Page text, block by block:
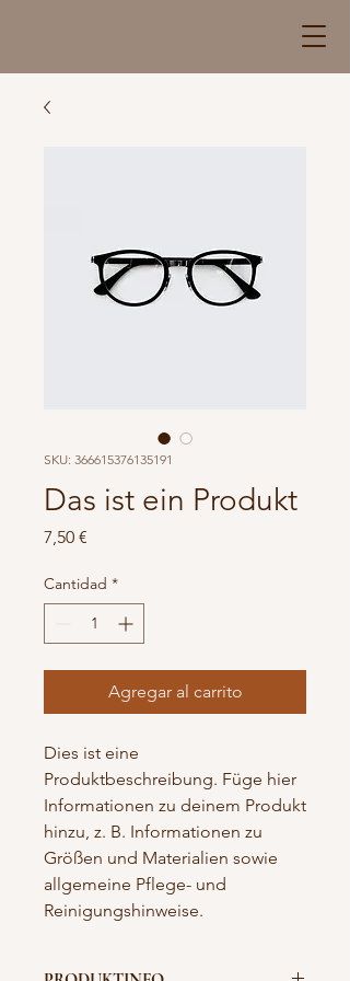
SKU: 366615376135191
Das ist ein Produkt
7,50 €
Cantidad *
Agregar al carrito
Dies ist eine
Produktbeschreibung. Füge hier
Informationen zu deinem Produkt
hinzu, z. B. Informationen zu
Größen und Materialien sowie
allgemeine Pflege- und
Reinigungshinweise.